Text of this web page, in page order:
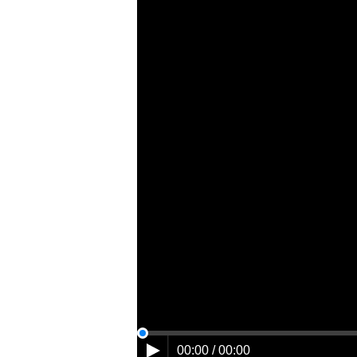
00:00 / 00:00